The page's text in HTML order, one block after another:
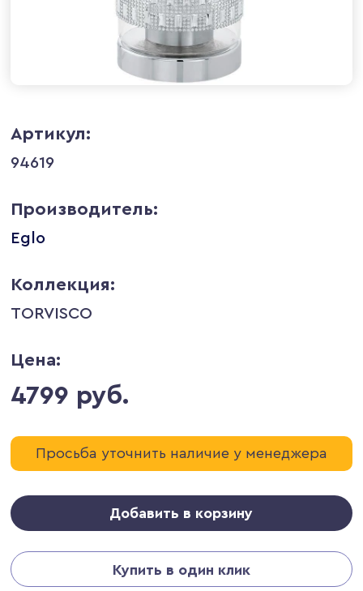
Артикул:
94619
Производитель:
Eglo
Коллекция:
TORVISCO
Цена:
4799 руб.
Просьба уточнить наличие у менеджера
Добавить в корзину
Купить в один клик